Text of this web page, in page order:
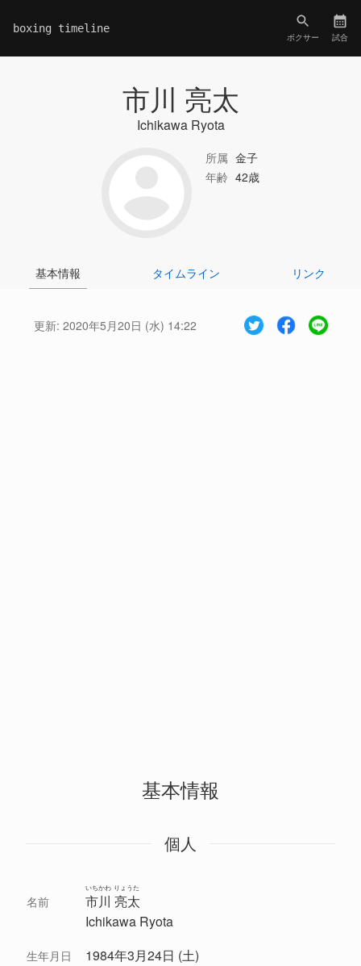
boxing timeline
ボクサー 試合
市川 亮太
Ichikawa Ryota
所属 金子
年齢 42歳
基本情報 タイムライン リンク
更新: 2020年5月20日 (水) 14:22
基本情報
個人
名前 市川 亮太
いちかわ りょうた
Ichikawa Ryota
生年月日 1984年3月24日 (土)